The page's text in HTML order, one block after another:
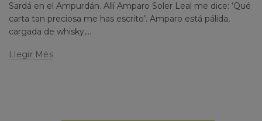
Sardá en el Ampurdán. Allí Amparo Soler Leal me dice: ‘Qué
carta tan preciosa me has escrito’. Amparo está pálida,
cargada de whisky,...
Llegir Més